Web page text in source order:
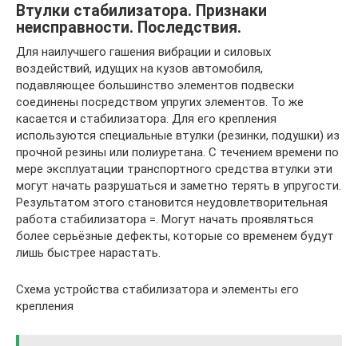
Втулки стабилизатора. Признаки
неисправности. Последствия.
Для наилучшего гашения вибрации и силовых
воздействий, идущих на кузов автомобиля,
подавляющее большинство элементов подвески
соединены посредством упругих элементов. То же
касается и стабилизатора. Для его крепления
используются специальные втулки (резинки, подушки) из
прочной резины или полиуретана. С течением времени по
мере эксплуатации транспортного средства втулки эти
могут начать разрушаться и заметно терять в упругости.
Результатом этого становится неудовлетворительная
работа стабилизатора =. Могут начать проявляться
более серьёзные дефекты, которые со временем будут
лишь быстрее нарастать.
Схема устройства стабилизатора и элементы его
крепления